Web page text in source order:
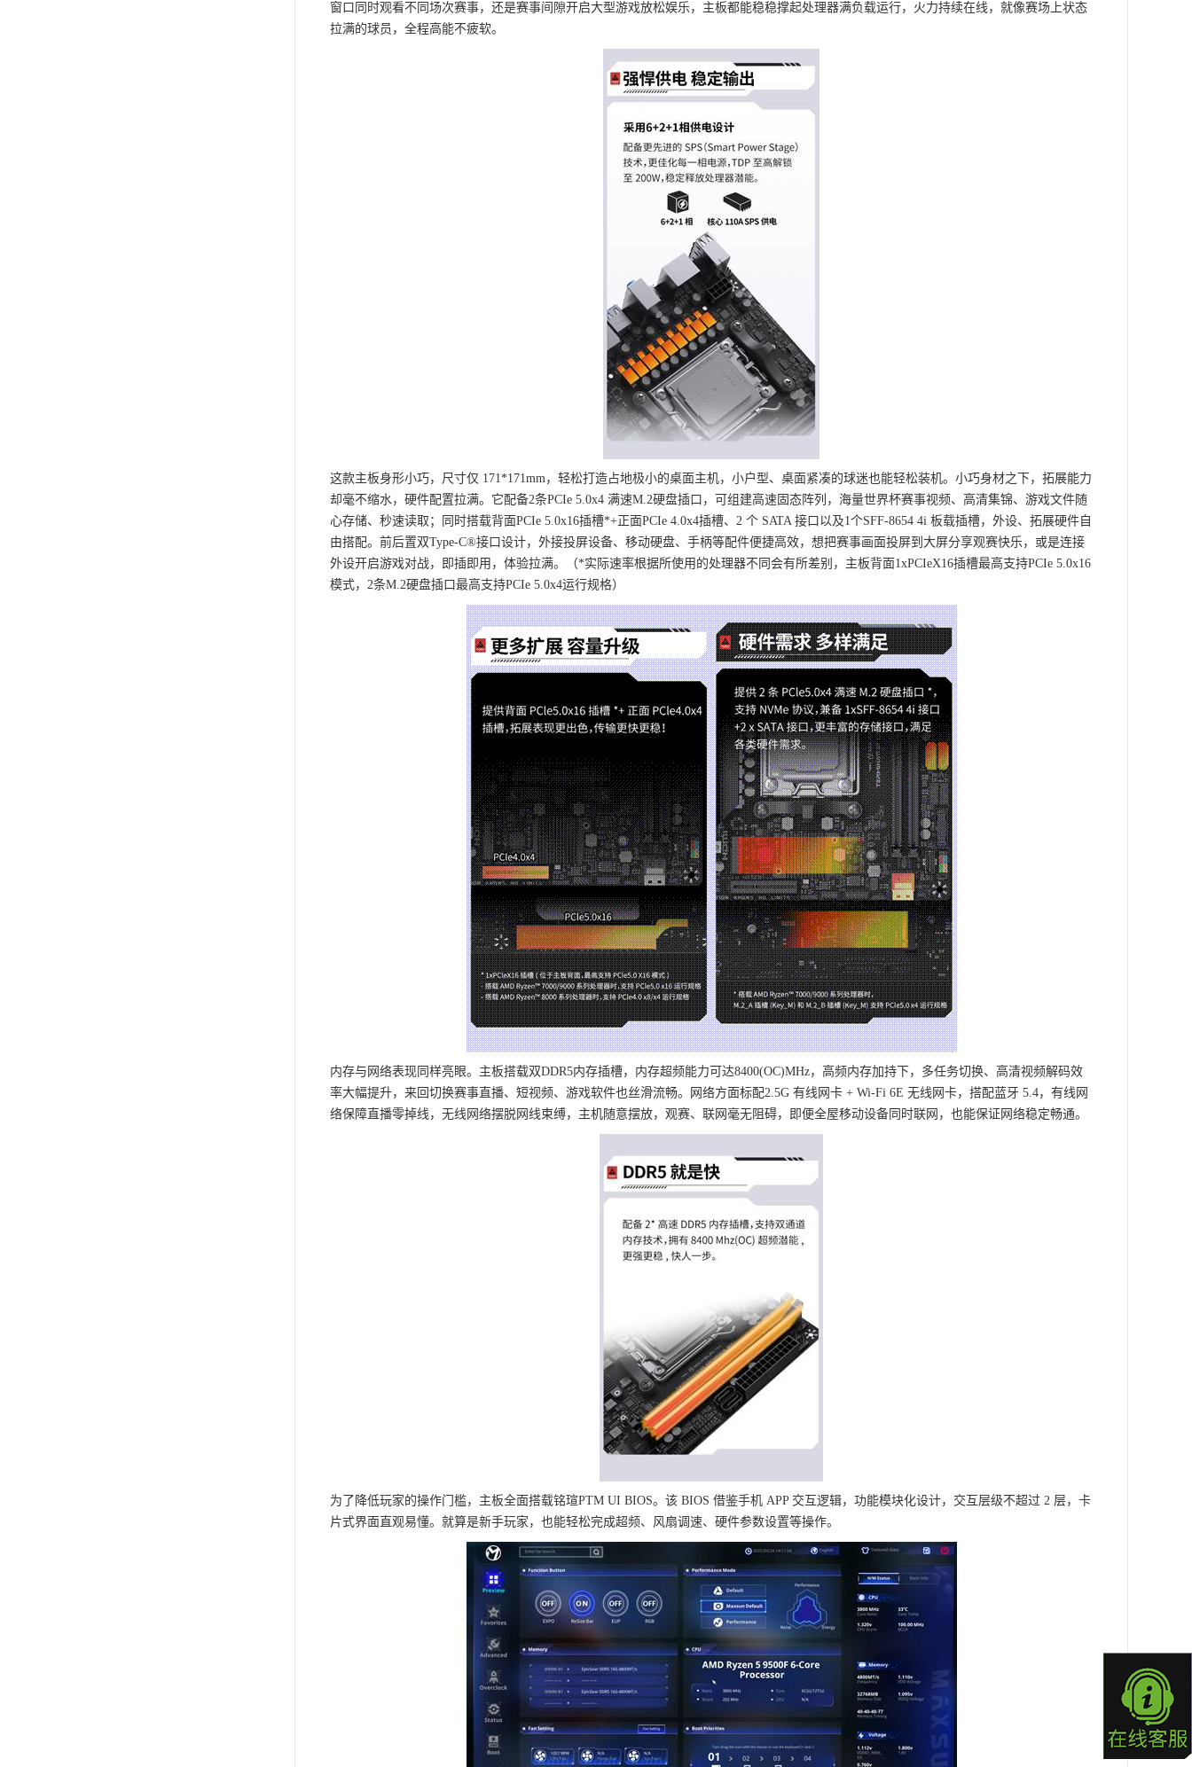
窗口同时观看不同场次赛事，还是赛事间隙开启大型游戏放松娱乐，主板都能稳稳撑起处理器满负载运行，火力持续在线，就像赛场上状态
拉满的球员，全程高能不疲软。
这款主板身形小巧，尺寸仅 171*171mm，轻松打造占地极小的桌面主机，小户型、桌面紧凑的球迷也能轻松装机。小巧身材之下，拓展能力
却毫不缩水，硬件配置拉满。它配备2条PCIe 5.0x4 满速M.2硬盘插口，可组建高速固态阵列，海量世界杯赛事视频、高清集锦、游戏文件随
心存储、秒速读取；同时搭载背面PCIe 5.0x16插槽*+正面PCIe 4.0x4插槽、2 个 SATA 接口以及1个SFF-8654 4i 板载插槽，外设、拓展硬件自
由搭配。前后置双Type-C®接口设计，外接投屏设备、移动硬盘、手柄等配件便捷高效，想把赛事画面投屏到大屏分享观赛快乐，或是连接
外设开启游戏对战，即插即用，体验拉满。（*实际速率根据所使用的处理器不同会有所差别，主板背面1xPCIeX16插槽最高支持PCIe 5.0x16
模式，2条M.2硬盘插口最高支持PCIe 5.0x4运行规格）
内存与网络表现同样亮眼。主板搭载双DDR5内存插槽，内存超频能力可达8400(OC)MHz，高频内存加持下，多任务切换、高清视频解码效
率大幅提升，来回切换赛事直播、短视频、游戏软件也丝滑流畅。网络方面标配2.5G 有线网卡 + Wi-Fi 6E 无线网卡，搭配蓝牙 5.4，有线网
络保障直播零掉线，无线网络摆脱网线束缚，主机随意摆放，观赛、联网毫无阻碍，即便全屋移动设备同时联网，也能保证网络稳定畅通。
为了降低玩家的操作门槛，主板全面搭载铭瑄PTM UI BIOS。该 BIOS 借鉴手机 APP 交互逻辑，功能模块化设计，交互层级不超过 2 层，卡
片式界面直观易懂。就算是新手玩家，也能轻松完成超频、风扇调速、硬件参数设置等操作。